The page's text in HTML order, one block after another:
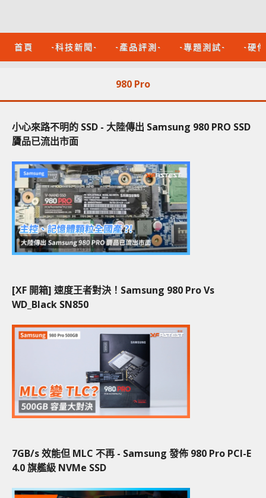
首頁 -科技新聞- -產品評測- -專題測試- -硬
980 Pro
小心來路不明的 SSD - 大陸傳出 Samsung 980 PRO SSD
贗品已流出市面
[XF 開箱] 速度王者對決！Samsung 980 Pro Vs
WD_Black SN850
7GB/s 效能但 MLC 不再 - Samsung 發佈 980 Pro PCI-E
4.0 旗艦級 NVMe SSD